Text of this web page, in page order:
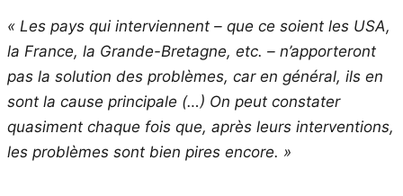
« Les pays qui interviennent – que ce soient les USA,
la France, la Grande-Bretagne, etc. – n’apporteront
pas la solution des problèmes, car en général, ils en
sont la cause principale (…) On peut constater
quasiment chaque fois que, après leurs interventions,
les problèmes sont bien pires encore. »